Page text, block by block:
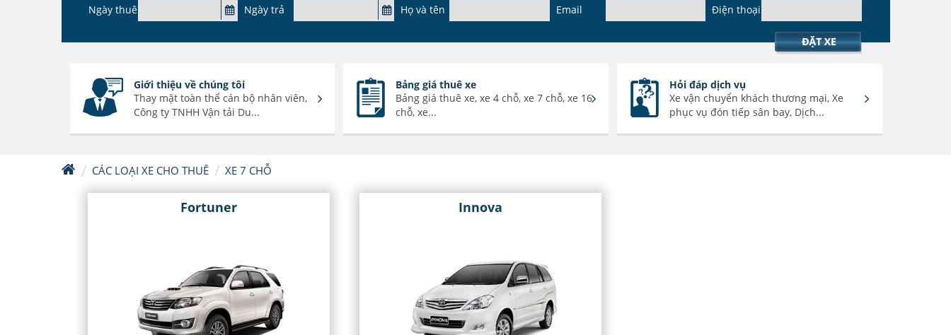
Ngày thuê Ngày trả Họ và tên Email Điện thoại
Giới thiệu về chúng tôi
Thay mặt toàn thể cán bộ nhân viên,
Công ty TNHH Vận tải Du...
Bảng giá thuê xe
Bảng giá thuê xe, xe 4 chỗ, xe 7 chỗ, xe 16
chỗ, xe...
Hỏi đáp dịch vụ
Xe vận chuyển khách thương mại, Xe
phục vụ đón tiếp sân bay, Dịch...
CÁC LOẠI XE CHO THUÊ XE 7 CHỖ
Fortuner Innova